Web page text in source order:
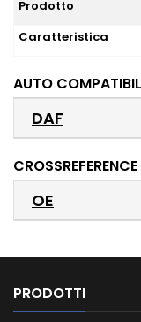
Prodotto
Caratteristica
AUTO
DAF
CROSSREFERENCE
OE
PRODOTTI